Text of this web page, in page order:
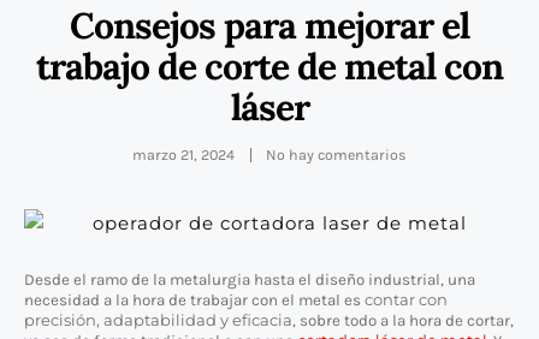
Consejos para mejorar el
trabajo de corte de metal con
láser
marzo 21, 2024 No hay comentarios
Desde el ramo de la metalurgia hasta el diseño industrial, una
necesidad a la hora de trabajar con el metal es contar con
precisión, adaptabilidad y eficacia, sobre todo a la hora de cortar,